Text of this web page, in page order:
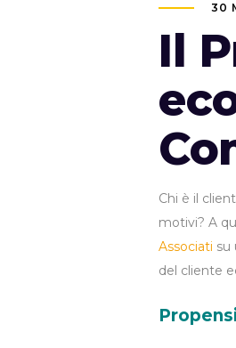
30
Il
Chi è il
motivi? A
Associati su
del cliente